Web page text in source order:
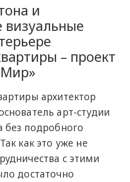
и
визуальные
– проект
архитектор
арт-студии
без подробного
как это уже не
с этими
достаточно